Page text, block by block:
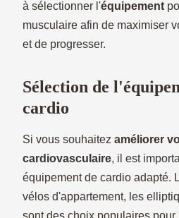
à sélectionner l'équipement
musculaire afin de maximiser
et de progresser.
Sélection de
cardio
Si vous souhaitez améliorer
cardiovasculaire, il est
équipement de cardio adapté.
vélos d'appartement, les
sont des choix populaires